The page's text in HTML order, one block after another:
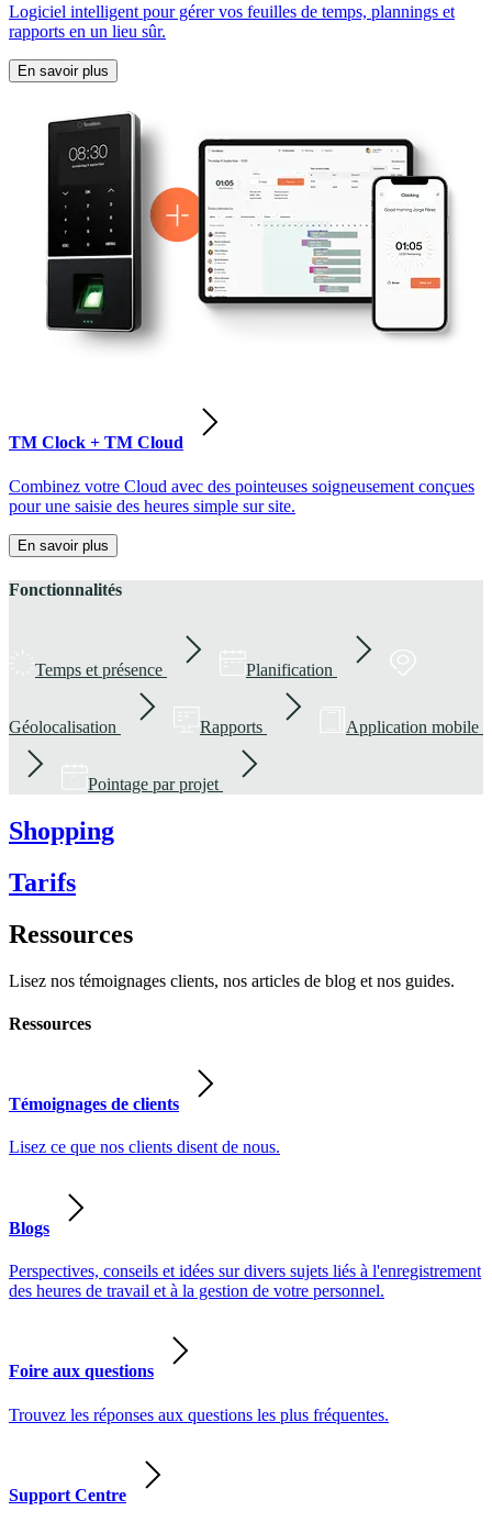
Logiciel intelligent pour gérer vos feuilles de temps, plannings et
rapports en un lieu sûr.
En savoir plus
TM Clock + TM Cloud
Combinez votre Cloud avec des pointeuses soigneusement conçues
pour une saisie des heures simple sur site.
En savoir plus
Fonctionnalités
Temps et présence Planification
Géolocalisation Rapports Application mobile
Pointage par projet
Shopping
Tarifs
Ressources
Lisez nos témoignages clients, nos articles de blog et nos guides.
Ressources
Témoignages de clients
Lisez ce que nos clients disent de nous.
Blogs
Perspectives, conseils et idées sur divers sujets liés à l'enregistrement
des heures de travail et à la gestion de votre personnel.
Foire aux questions
Trouvez les réponses aux questions les plus fréquentes.
Support Centre